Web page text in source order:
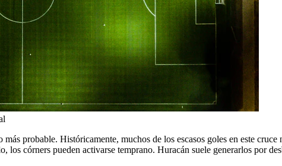
probable. Históricamente, muchos de los escasos goles en este
los córners pueden activarse temprano. Huracán suele generarlos por